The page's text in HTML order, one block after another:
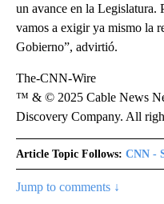
un avance en la Legislatura.
vamos a exigir ya mismo la
Gobierno”, advirtió.
The-CNN-Wire
™ & © 2025 Cable News
Discovery Company. All
Article Topic Follows: CNN -
Jump to comments ↓